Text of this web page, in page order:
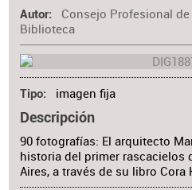
Autor
Consejo Profesional
Biblioteca
Tipo imagen fija
Descripción
90 fotografías: El arquitecto
historia del primer rascacielos
Aires, a través de su libro Cora